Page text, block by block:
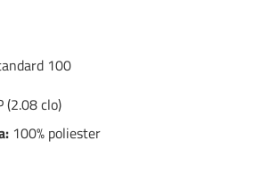
100
(2.08 clo)
100% poliester